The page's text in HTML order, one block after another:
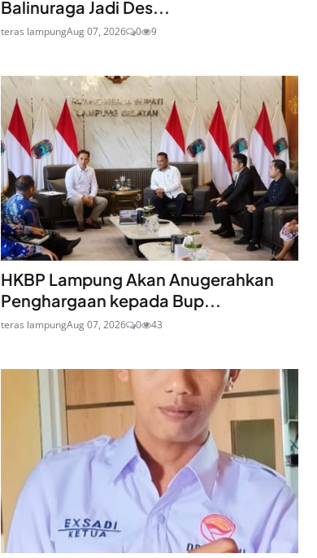
Balinuraga Jadi Des...
teras lampungAug 07, 2026 0 9
HKBP Lampung Akan Anugerahkan
Penghargaan kepada Bup...
teras lampungAug 07, 2026 0 43